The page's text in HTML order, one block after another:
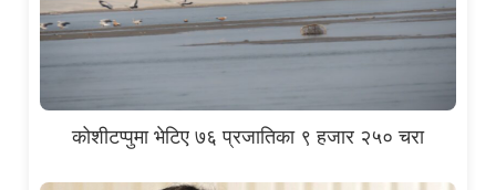
कोशीटप्पुमा भेटिए ७६ प्रजातिका ९ हजार २५० चरा